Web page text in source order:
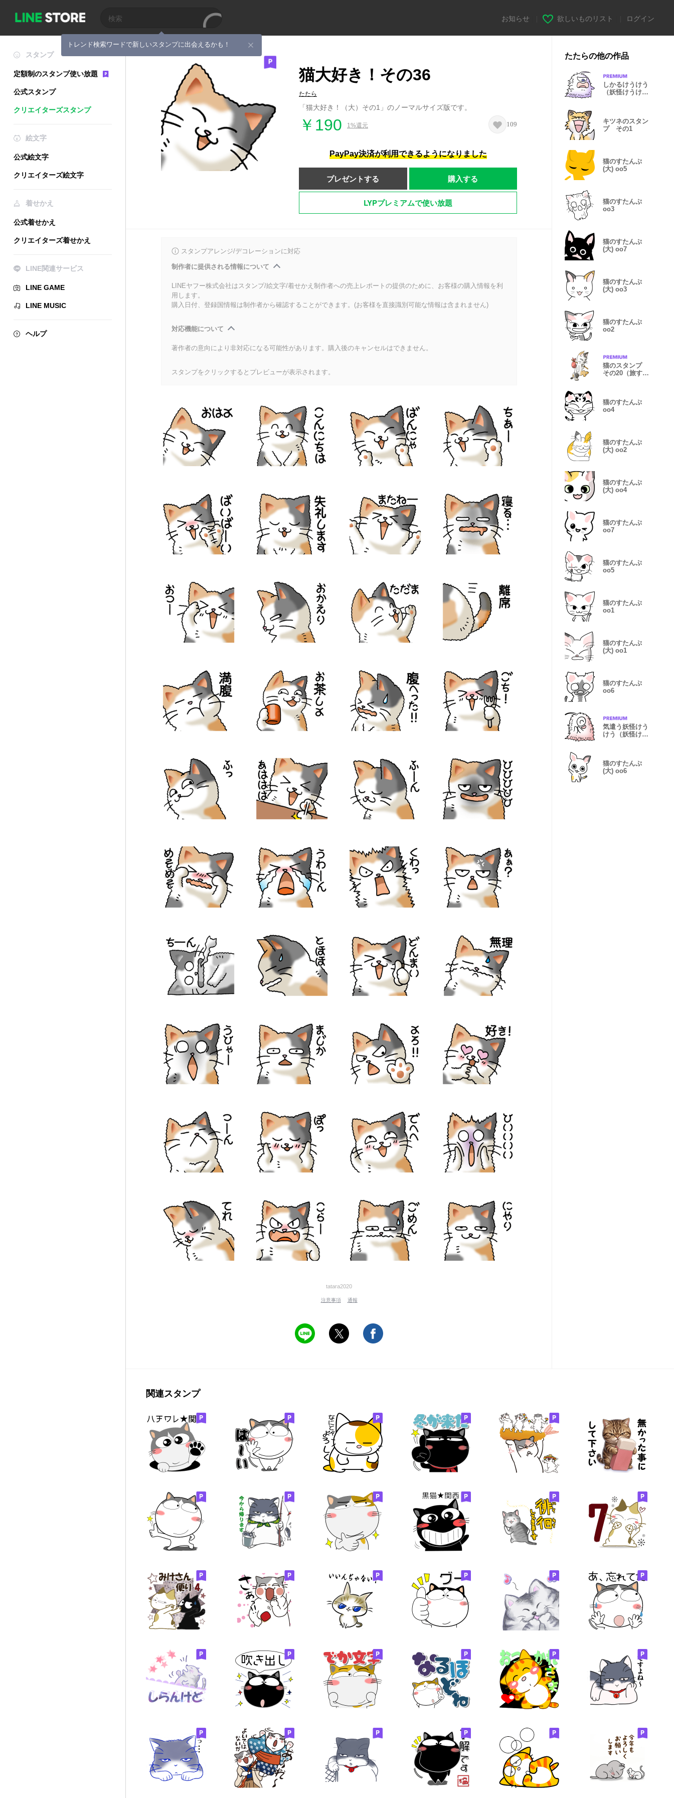
トレンド検索ワードで新しいスタンプに出会えるかも！
お知らせ 欲しいものリスト ログイン
スタンプ
定額制のスタンプ使い放題
公式スタンプ
クリエイターズスタンプ
絵文字
公式絵文字
クリエイターズ絵文字
着せかえ
公式着せかえ
クリエイターズ着せかえ
LINE関連サービス
LINE GAME
LINE MUSIC
ヘルプ
猫大好き！その36
たたら
「猫大好き！（大）その1」のノーマルサイズ版です。
￥190 1%還元 109
PayPay決済が利用できるようになりました
プレゼントする 購入する
LYPプレミアムで使い放題
スタンプアレンジ/デコレーションに対応
制作者に提供される情報について
LINEヤフー株式会社はスタンプ/絵文字/着せかえ制作者への売上レポートの提供のために、お客様の購入情報を利
用します。
購入日付、登録国情報は制作者から確認することができます。(お客様を直接識別可能な情報は含まれません)
対応機能について
著作者の意向により非対応になる可能性があります。購入後のキャンセルはできません。
スタンプをクリックするとプレビューが表示されます。
tatara2020
注意事項 通報
たたらの他の作品
しかるけうけう
（妖怪けうけう
キツネのスタン
プ その1
猫のすたんぷ
(大) oo5
猫のすたんぷ
oo3
猫のすたんぷ
(大) oo7
猫のすたんぷ
(大) oo3
猫のすたんぷ
oo2
猫のスタンプ
その20（旅する
猫のすたんぷ
oo4
猫のすたんぷ
(大) oo2
猫のすたんぷ
(大) oo4
猫のすたんぷ
oo7
猫のすたんぷ
oo5
猫のすたんぷ
oo1
猫のすたんぷ
(大) oo1
猫のすたんぷ
oo6
気遣う妖怪けう
けう（妖怪けう
猫のすたんぷ
(大) oo6
関連スタンプ